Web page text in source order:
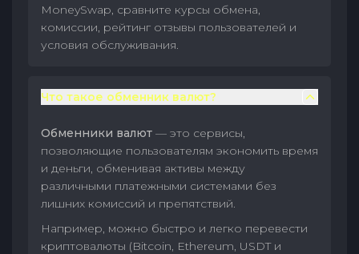
MoneySwap, сравните курсы обмена,
комиссии, рейтинг отзывы пользователей и
условия обслуживания.
Что такое обменник валют?
Обменники валют — это сервисы,
позволяющие пользователям экономить время
и деньги, обменивая активы между
различными платежными системами без
лишних комиссий и препятствий.
Например, можно быстро и легко перевести
криптовалюты (Bitcoin, Ethereum, USDT и